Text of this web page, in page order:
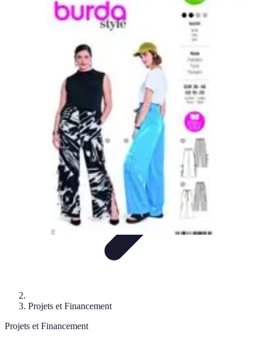
Solutions Microcrédit
Finance personnelleRessources et conseils
Impact
Guide et conseils
Solutions Microcrédit
Projets et Financement
Projets et Financement